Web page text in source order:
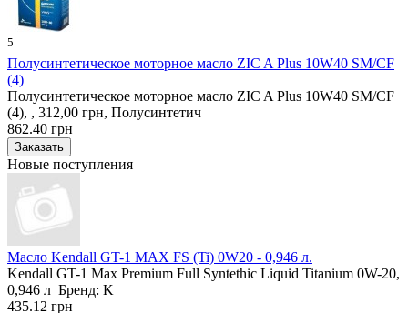
5
Полусинтетическое моторное масло ZIC A Plus 10W40 SM/CF
(4)
Полусинтетическое моторное масло ZIC A Plus 10W40 SM/CF
(4), , 312,00 грн, Полусинтетич
862.40 грн
Новые поступления
Масло Kendall GT-1 MAX FS (Ti) 0W20 - 0,946 л.
Kendall GT-1 Max Premium Full Syntethic Liquid Titanium 0W-20,
0,946 л Бренд: K
435.12 грн